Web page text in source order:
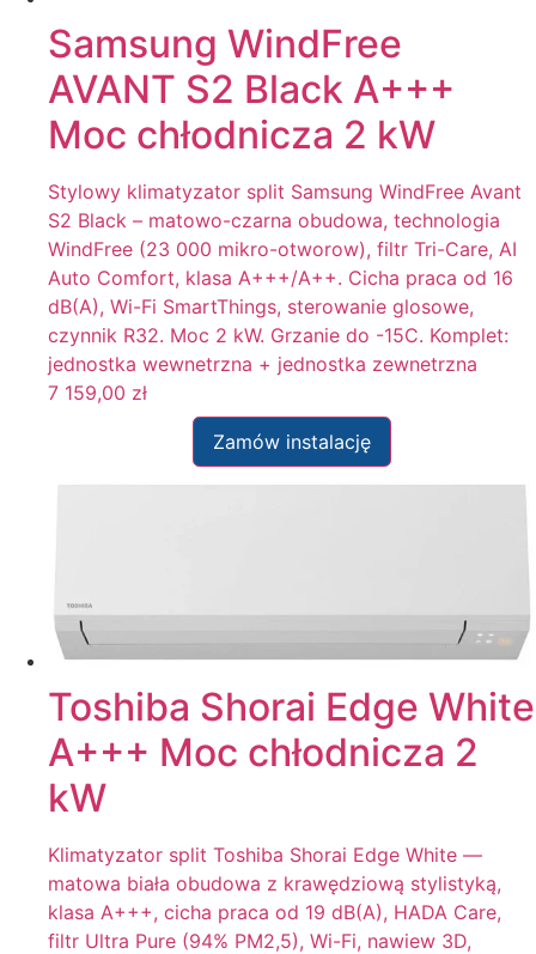
Samsung WindFree
AVANT S2 Black A+++
Moc chłodnicza 2 kW
Stylowy klimatyzator split Samsung WindFree Avant
S2 Black – matowo-czarna obudowa, technologia
WindFree (23 000 mikro-otworow), filtr Tri-Care, AI
Auto Comfort, klasa A+++/A++. Cicha praca od 16
dB(A), Wi-Fi SmartThings, sterowanie glosowe,
czynnik R32. Moc 2 kW. Grzanie do -15C. Komplet:
jednostka wewnetrzna + jednostka zewnetrzna
7 159,00 zł
Zamów instalację
Toshiba Shorai Edge White
A+++ Moc chłodnicza 2
kW
Klimatyzator split Toshiba Shorai Edge White —
matowa biała obudowa z krawędziową stylistyką,
klasa A+++, cicha praca od 19 dB(A), HADA Care,
filtr Ultra Pure (94% PM2,5), Wi-Fi, nawiew 3D,